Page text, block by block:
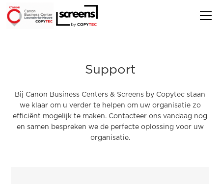
Support
Bij Canon Business Centers & Screens by Copytec staan
we klaar om u verder te helpen om uw organisatie zo
efficiënt mogelijk te maken. Contacteer ons vandaag nog
en samen bespreken we de perfecte oplossing voor uw
organisatie.